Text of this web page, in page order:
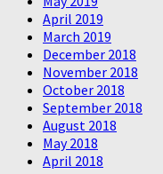
April 2019
March 2019
December 2018
November 2018
October 2018
September 2018
August 2018
May 2018
April 2018